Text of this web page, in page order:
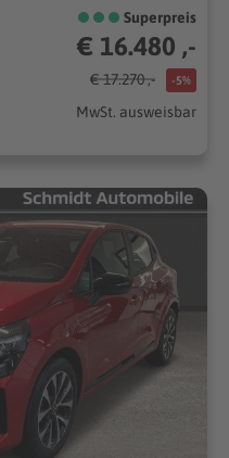
Superpreis
€ 16.480 ,-
€ 17.270 ,- -5%
MwSt. ausweisbar